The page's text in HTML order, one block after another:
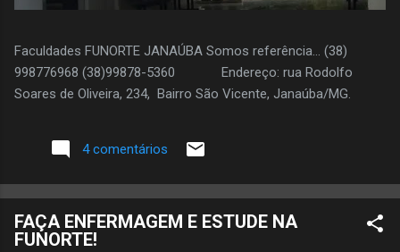
Faculdades FUNORTE JANAÚBA Somos referência... (38)
998776968 (38)99878-5360 Endereço: rua Rodolfo
Soares de Oliveira, 234, Bairro São Vicente, Janaúba/MG.
4 comentários
FAÇA ENFERMAGEM E ESTUDE NA
FUNORTE!